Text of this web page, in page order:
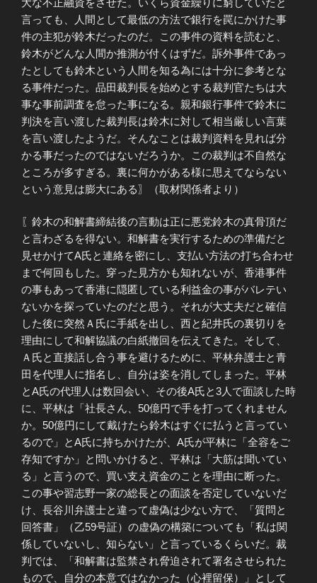
言っても、人間として最低の方法で銀行を罠にかけた事
件の主犯が鈴木だったのだ。この事件の資料を読むと、
鈴木がどんな人間か推測が付くはずだ。訴外事件であっ
たとしても鈴木という人間を知る為には十分に参考とな
る事件だった。品田裁判長を始めとする裁判官たちは大
事な事前調査を怠った事になる。親和銀行事件で鈴木に
判決を言い渡した裁判長は鈴木に対して相当厳しい言葉
を言い渡したようだ。そんなことは裁判資料を見れば分
かる事だったのではないだろうか。この裁判は不自然な
ところが多すぎる。裏に何かがある様に思えてならない
という意見は膨大にある〗（取材関係者より）
〖鈴木の和解書締結後の言動は正に悪党鈴木の真骨頂だ
と言わざるを得ない。和解書を実行するための準備だと
見せかけてA氏と連絡を密にし、支払い方法の打ち合わせ
まで何回もした。穿った見方かも知れないが、香港事件
の事もあって香港に隠匿している利益金の事がバレテい
ないかを探っていたのだと思う。それが大丈夫だと確信
した後に突然Ａ氏に手紙を出し、西と紀井氏の裏切りを
理由にして和解協議の白紙撤回を伝えてきた。そして、
Ａ氏と直接話し合う事を避けるために、平林弁護士と青
田を代理人に指名し、自分は姿を消してしまった。平林
とA氏の代理人は数回会い、その後A氏と3人で面談した時
に、平林は「社長さん、50億円で手を打ってくれません
か。50億円にして戴けたら鈴木はすぐに払うと言ってい
るので」とA氏に持ちかけたが、A氏が平林に「全容をご
存知ですか」と問いかけると、平林は「大筋は聞いてい
る」と言うので、買い支え資金のことを理由に断った。
この事や習志野一家の総長との面談を否定していないだ
け、長谷川弁護士と違って虚偽は少ない方で、「質問と
回答書」（乙59号証）の虚偽の構築についても「私は関
係していないし、知らない」と言っているくらいだ。裁
判では、「和解書は監禁され脅迫されて署名させられた
もので、自分の本意ではなかった（心裡留保）」として